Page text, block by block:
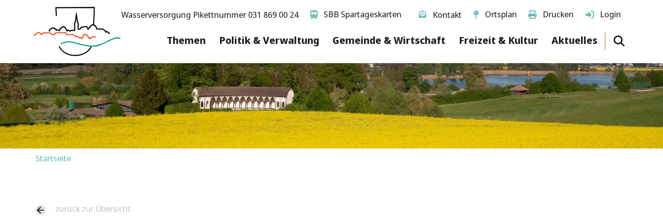
Wasserversorgung Pikettnummer 031 869 00 24 SBB Spartageskarten Kontakt Ortsplan Drucken Login
Themen Politik & Verwaltung Gemeinde & Wirtschaft Freizeit & Kultur Aktuelles
Startseite
zurück zur Übersicht